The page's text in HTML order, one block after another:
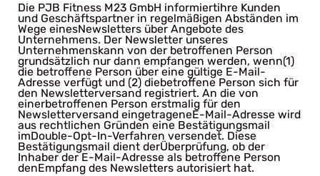
Die PJB Fitness M23 GmbH informiertihre Kunden
und Geschäftspartner in regelmäßigen Abständen im
Wege einesNewsletters über Angebote des
Unternehmens. Der Newsletter unseres
Unternehmenskann von der betroffenen Person
grundsätzlich nur dann empfangen werden, wenn(1)
die betroffene Person über eine gültige E-Mail-
Adresse verfügt und (2) diebetroffene Person sich für
den Newsletterversand registriert. An die von
einerbetroffenen Person erstmalig für den
Newsletterversand eingetrageneE-Mail-Adresse wird
aus rechtlichen Gründen eine Bestätigungsmail
imDouble-Opt-In-Verfahren versendet. Diese
Bestätigungsmail dient derÜberprüfung, ob der
Inhaber der E-Mail-Adresse als betroffene Person
denEmpfang des Newsletters autorisiert hat.